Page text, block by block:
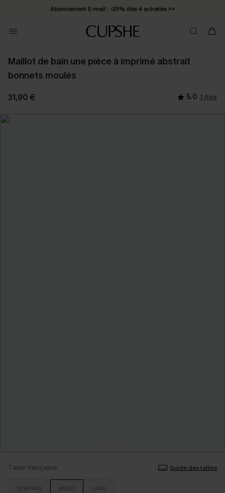
Abonnement E-mail : -25% dès 4 achetés >>
Maillot de bain une pièce à imprimé abstrait
bonnets moulés
31,90 € 5.0 1 Avis
Taille française Guide des tailles
S(38/40) M(42) L(44)